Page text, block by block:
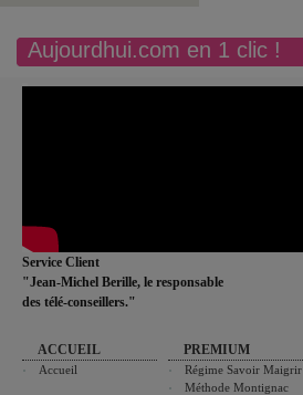
Aujourdhui.com en 1 clic !
Service Client
"Jean-Michel Berille, le responsable
des télé-conseillers."
ACCUEIL
Accueil
PREMIUM
Régime Savoir Maigrir
Méthode Montignac